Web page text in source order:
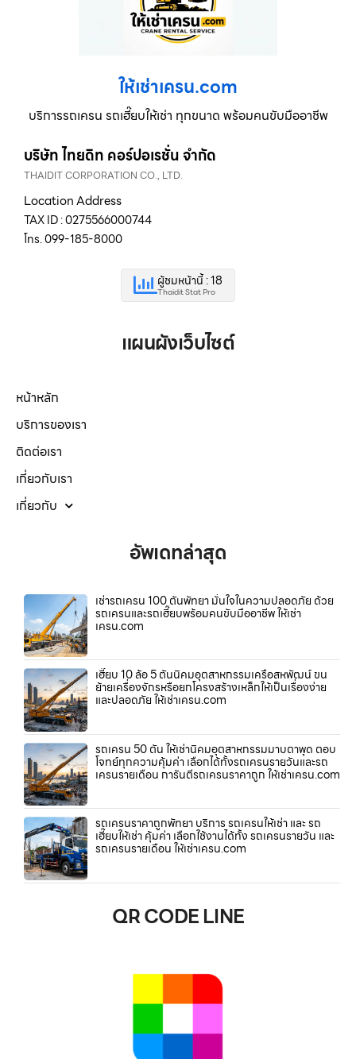
ให้เช่าเครน.com
บริการรถเครน รถเฮี๊ยบให้เช่า ทุกขนาด พร้อมคนขับมืออาชีพ
บริษัท ไทยดิท คอร์ปอเรชั่น จำกัด
THAIDIT CORPORATION CO., LTD.
Location Address
TAX ID : 0275566000744
โทร. 099-185-8000
ผู้ชมหน้านี้ : 18
Thaidit Stat Pro
แผนผังเว็บไซต์
หน้าหลัก
บริการของเรา
ติดต่อเรา
เกี่ยวกับเรา
เกี่ยวกับ
อัพเดทล่าสุด
เช่ารถเครน 100 ตันพัทยา มั่นใจในความปลอดภัย ด้วย
รถเครนและรถเฮี๊ยบพร้อมคนขับมืออาชีพ ให้เช่า
เครน.com
เฮี๊ยบ 10 ล้อ 5 ตันนิคมอุตสาหกรรมเครือสหพัฒน์ ขน
ย้ายเครื่องจักรหรือยกโครงสร้างเหล็กให้เป็นเรื่องง่าย
และปลอดภัย ให้เช่าเครน.com
รถเครน 50 ตัน ให้เช่านิคมอุตสาหกรรมมาบตาพุด ตอบ
โจทย์ทุกความคุ้มค่า เลือกได้ทั้งรถเครนรายวันและรถ
เครนรายเดือน การันตีรถเครนราคาถูก ให้เช่าเครน.com
รถเครนราคาถูกพัทยา บริการ รถเครนให้เช่า และ รถ
เฮี๊ยบให้เช่า คุ้มค่า เลือกใช้งานได้ทั้ง รถเครนรายวัน และ
รถเครนรายเดือน ให้เช่าเครน.com
QR CODE LINE